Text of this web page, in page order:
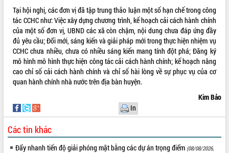
Tại hội nghị, các đơn vị đã tập trung thảo luận một số hạn chế trong công
tác CCHC như: Việc xây dựng chương trình, kế hoạch cải cách hành chính
của một số đơn vị, UBND các xã còn chậm, nội dung chưa đáp ứng đầy
đủ yêu cầu; Đổi mới, sáng kiến và giải pháp mới trong thực hiện nhiệm vụ
CCHC chưa nhiều, chưa có nhiều sáng kiến mang tính đột phá; Đăng ký
mô hình mô hình thực hiện công tác cải cách hành chính; kế hoạch nâng
cao chỉ số cải cách hành chính và chỉ số hài lòng về sự phục vụ của cơ
quan hành chính nhà nước trên địa bàn huyện.
Kim Bảo
In
Các tin khác
Đẩy nhanh tiến độ giải phóng mặt bằng các dự án trọng điểm (08/08/2026,